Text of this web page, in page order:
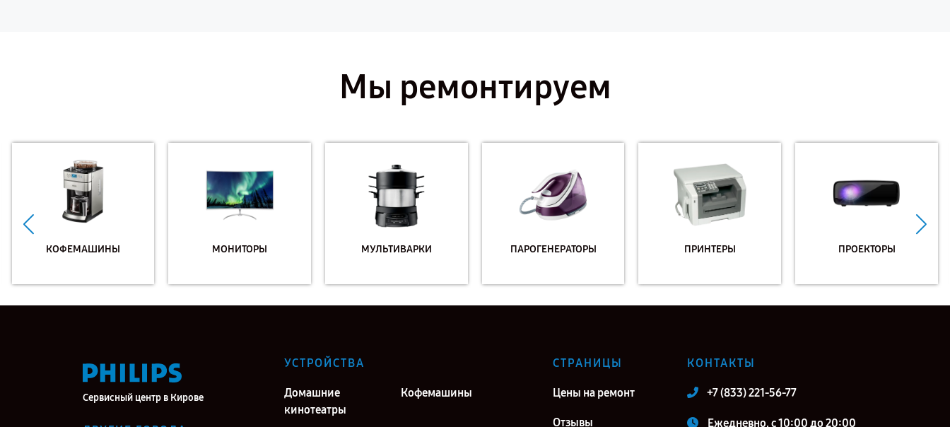
Мы ремонтируем
КОФЕМАШИНЫ МОНИТОРЫ МУЛЬТИВАРКИ ПАРОГЕНЕРАТОРЫ ПРИНТЕРЫ ПРОЕКТОРЫ
Сервисный центр в Кирове
УСТРОЙСТВА
Домашние
кинотеатры
Кофемашины
СТРАНИЦЫ
Цены на ремонт
Отзывы
КОНТАКТЫ
+7 (833) 221-56-77
Ежедневно, с 10:00 до 20:00